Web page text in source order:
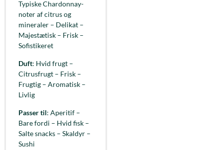
Typiske Chardonnay-
noter af citrus og
mineraler – Delikat –
Majestætisk – Frisk –
Sofistikeret
Duft: Hvid frugt –
Citrusfrugt – Frisk –
Frugtig – Aromatisk –
Livlig
Passer til: Aperitif –
Bare fordi – Hvid fisk –
Salte snacks – Skaldyr –
Sushi